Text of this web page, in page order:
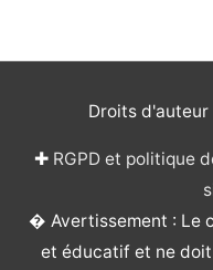
Droits
✚ RGPD et politique
� Avertissement : Le
et éducatif et ne